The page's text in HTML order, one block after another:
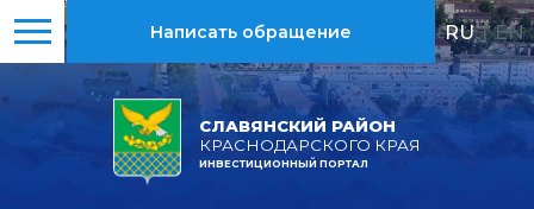
СЛАВЯНСКИЙ РАЙОН
КРАСНОДАРСКОГО КРАЯ
ИНВЕСТИЦИОННЫЙ ПОРТАЛ
Написать обращение RU | EN